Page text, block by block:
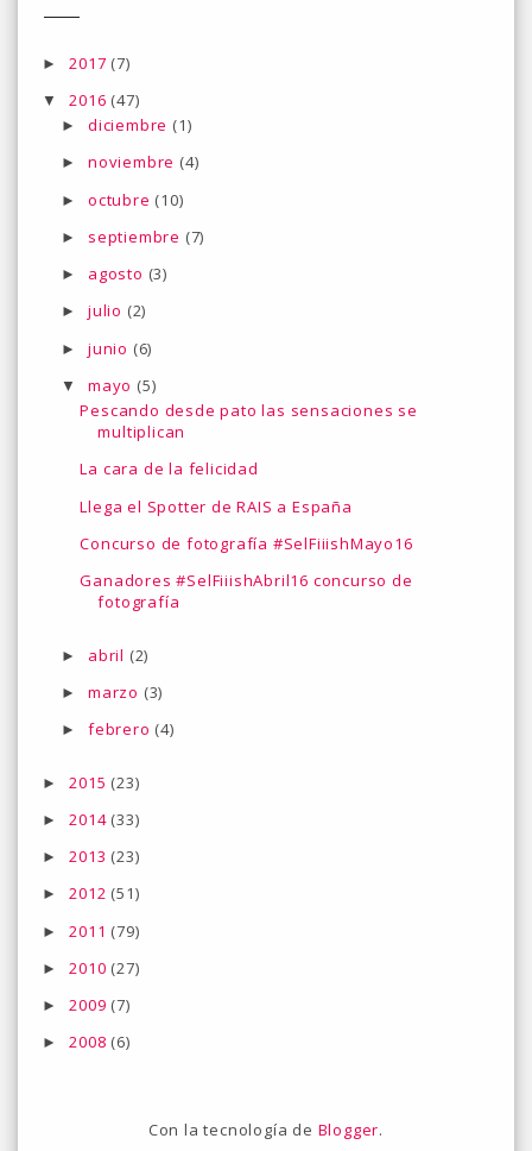
►2017 (7)
▼2016 (47)
► diciembre (1)
► noviembre (4)
► octubre (10)
► septiembre (7)
► agosto (3)
► julio (2)
► junio (6)
▼ mayo (5)
Pescando desde pato las sensaciones se
multiplican
La cara de la felicidad
Llega el Spotter de RAIS a España
Concurso de fotografía #SelFiiishMayo16
Ganadores #SelFiiishAbril16 concurso de
fotografía
► abril (2)
► marzo (3)
► febrero (4)
►2015 (23)
►2014 (33)
►2013 (23)
►2012 (51)
►2011 (79)
►2010 (27)
►2009 (7)
►2008 (6)
Con la tecnología de Blogger.